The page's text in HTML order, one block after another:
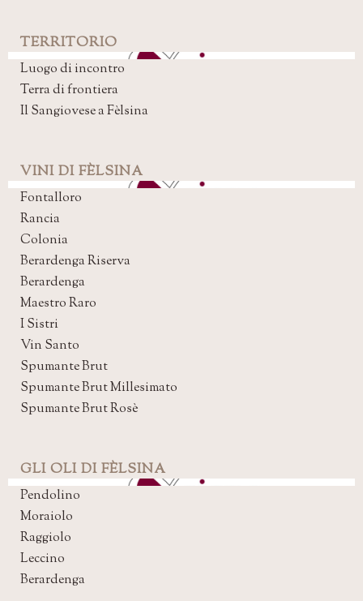
TERRITORIO
Luogo di incontro
Terra di frontiera
Il Sangiovese a Fèlsina
VINI DI FÈLSINA
Fontalloro
Rancia
Colonia
Berardenga Riserva
Berardenga
Maestro Raro
I Sistri
Vin Santo
Spumante Brut
Spumante Brut Millesimato
Spumante Brut Rosè
GLI OLI DI FÈLSINA
Pendolino
Moraiolo
Raggiolo
Leccino
Berardenga